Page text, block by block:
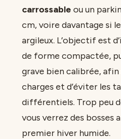
carrossable ou un
cm, voire davantage si
argileux. L’objectif est
de forme compactée,
grave bien calibrée,
charges et d’éviter les
différentiels. Trop peu
vous verrez des bosses
premier hiver humide.